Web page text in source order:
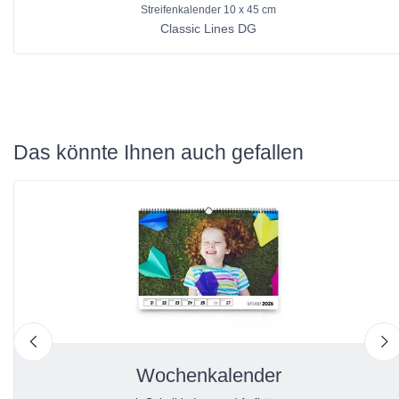
Streifenkalender 10 x 45 cm
Classic Lines DG
Das könnte Ihnen auch gefallen
Wochenkalender